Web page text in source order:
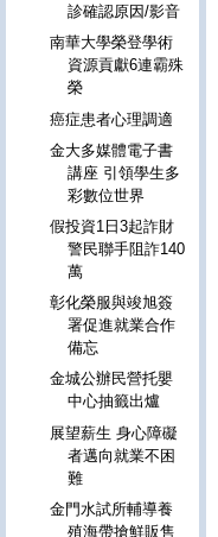
診確認原因/影音
南華大學榮登學術
資源貢獻6連霸殊
榮
癌症患者心理調適
金大多媒體電子書
講座 引領學生多
彩數位世界
假投資1日3起詐財
警民聯手阻詐140
萬
彰化榮服與竣旭簽
署促進就業合作
備忘
金城公辦民營托嬰
中心抽籤出爐
展望薪生 身心障礙
者邁向就業不困
難
金門水試所輔導養
殖海帶搶鮮販售